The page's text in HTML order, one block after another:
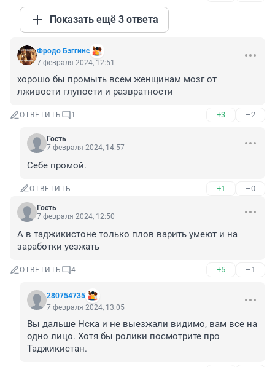
Показать ещё 3 ответа
Фродо Бэггинс
7 февраля 2024, 12:51
хорошо бы промыть всем женщинам мозг от
лживости глупости и развратности
ОТВЕТИТЬ 1 +3 –2
Гость
7 февраля 2024, 14:57
Себе промой.
ОТВЕТИТЬ +1 –0
Гость
7 февраля 2024, 12:50
А в таджикистоне только плов варить умеют и на
заработки уезжать
ОТВЕТИТЬ 4 +5 –1
280754735
7 февраля 2024, 13:05
Вы дальше Нска и не выезжали видимо, вам все на
одно лицо. Хотя бы ролики посмотрите про
Таджикистан.